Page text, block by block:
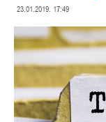
23.01.2019. 17:49